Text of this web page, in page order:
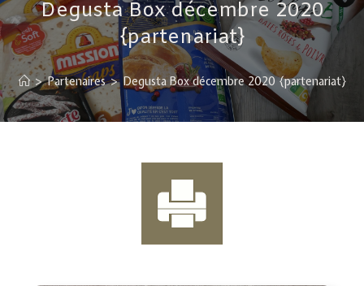
Degusta Box décembre 2020
{partenariat}
> Partenaires > Degusta Box décembre 2020 {partenariat}